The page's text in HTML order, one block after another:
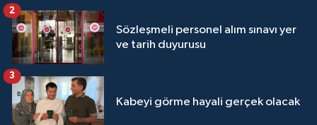
Sözleşmeli personel alım sınavı yer
ve tarih duyurusu
2
Kabeyi görme hayali gerçek olacak
3
Uşak Müftülüğü
Van Müftülüğü
Yalova Müftülüğü